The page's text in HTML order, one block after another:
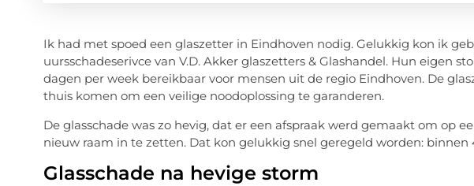
Ik had met spoed een glaszetter in Eindhoven nodig. Gelukkig kon ik
uursschadeserivce van V.D. Akker glaszetters & Glashandel. Hun eigen
dagen per week bereikbaar voor mensen uit de regio Eindhoven. De
thuis komen om een veilige noodoplossing te garanderen.
De glasschade was zo hevig, dat er een afspraak werd gemaakt om op
nieuw raam in te zetten. Dat kon gelukkig snel geregeld worden: binnen
Glasschade na hevige storm